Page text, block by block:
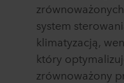
system
klimatyzacją,
który
zrównoważony